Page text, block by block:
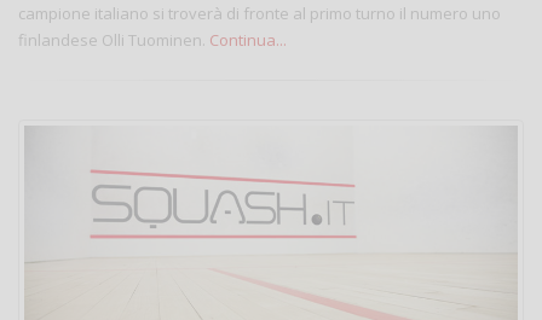
campione italiano si troverà di fronte al primo turno il numero uno
finlandese Olli Tuominen. Continua...